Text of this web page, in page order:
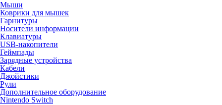
Мыши
Коврики для мышек
Гарнитуры
Носители информации
Клавиатуры
USB-накопители
Геймпады
Зарядные устройства
Кабели
Джойстики
Рули
Дополнительное оборудование
Nintendo Switch